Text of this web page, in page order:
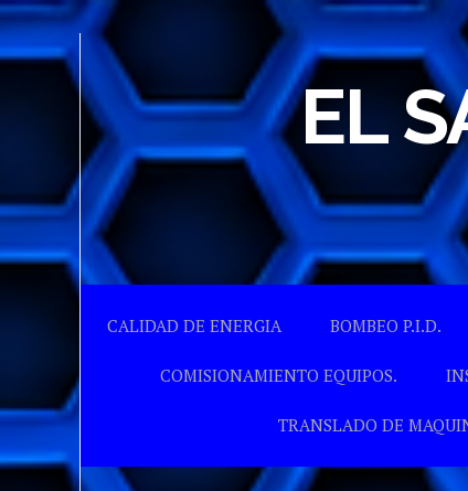
EL
CALIDAD DE ENERGIA BOMBEO P.I.D.
COMISIONAMIENTO EQUIPOS.
TRANSLADO DE